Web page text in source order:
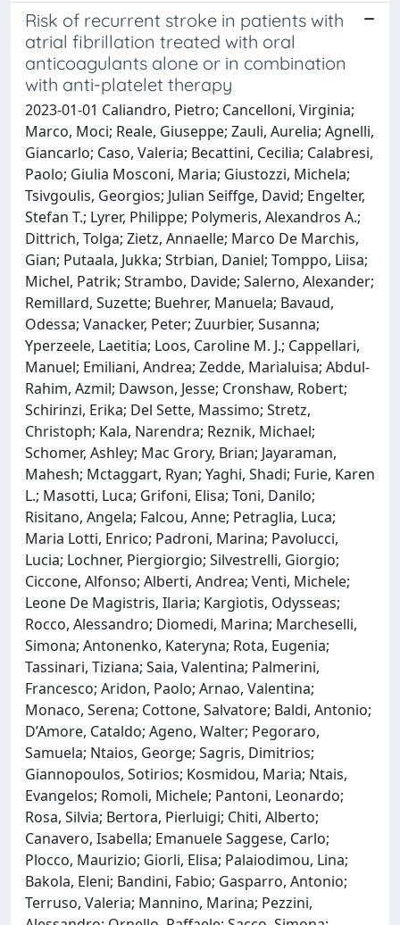
Risk of recurrent stroke in patients with
atrial fibrillation treated with oral
anticoagulants alone or in combination
with anti-platelet therapy
2023-01-01 Caliandro, Pietro; Cancelloni, Virginia;
Marco, Moci; Reale, Giuseppe; Zauli, Aurelia; Agnelli,
Giancarlo; Caso, Valeria; Becattini, Cecilia; Calabresi,
Paolo; Giulia Mosconi, Maria; Giustozzi, Michela;
Tsivgoulis, Georgios; Julian Seiffge, David; Engelter,
Stefan T.; Lyrer, Philippe; Polymeris, Alexandros A.;
Dittrich, Tolga; Zietz, Annaelle; Marco De Marchis,
Gian; Putaala, Jukka; Strbian, Daniel; Tomppo, Liisa;
Michel, Patrik; Strambo, Davide; Salerno, Alexander;
Remillard, Suzette; Buehrer, Manuela; Bavaud,
Odessa; Vanacker, Peter; Zuurbier, Susanna;
Yperzeele, Laetitia; Loos, Caroline M. J.; Cappellari,
Manuel; Emiliani, Andrea; Zedde, Marialuisa; Abdul-
Rahim, Azmil; Dawson, Jesse; Cronshaw, Robert;
Schirinzi, Erika; Del Sette, Massimo; Stretz,
Christoph; Kala, Narendra; Reznik, Michael;
Schomer, Ashley; Mac Grory, Brian; Jayaraman,
Mahesh; Mctaggart, Ryan; Yaghi, Shadi; Furie, Karen
L.; Masotti, Luca; Grifoni, Elisa; Toni, Danilo;
Risitano, Angela; Falcou, Anne; Petraglia, Luca;
Maria Lotti, Enrico; Padroni, Marina; Pavolucci,
Lucia; Lochner, Piergiorgio; Silvestrelli, Giorgio;
Ciccone, Alfonso; Alberti, Andrea; Venti, Michele;
Leone De Magistris, Ilaria; Kargiotis, Odysseas;
Rocco, Alessandro; Diomedi, Marina; Marcheselli,
Simona; Antonenko, Kateryna; Rota, Eugenia;
Tassinari, Tiziana; Saia, Valentina; Palmerini,
Francesco; Aridon, Paolo; Arnao, Valentina;
Monaco, Serena; Cottone, Salvatore; Baldi, Antonio;
D’Amore, Cataldo; Ageno, Walter; Pegoraro,
Samuela; Ntaios, George; Sagris, Dimitrios;
Giannopoulos, Sotirios; Kosmidou, Maria; Ntais,
Evangelos; Romoli, Michele; Pantoni, Leonardo;
Rosa, Silvia; Bertora, Pierluigi; Chiti, Alberto;
Canavero, Isabella; Emanuele Saggese, Carlo;
Plocco, Maurizio; Giorli, Elisa; Palaiodimou, Lina;
Bakola, Eleni; Bandini, Fabio; Gasparro, Antonio;
Terruso, Valeria; Mannino, Marina; Pezzini,